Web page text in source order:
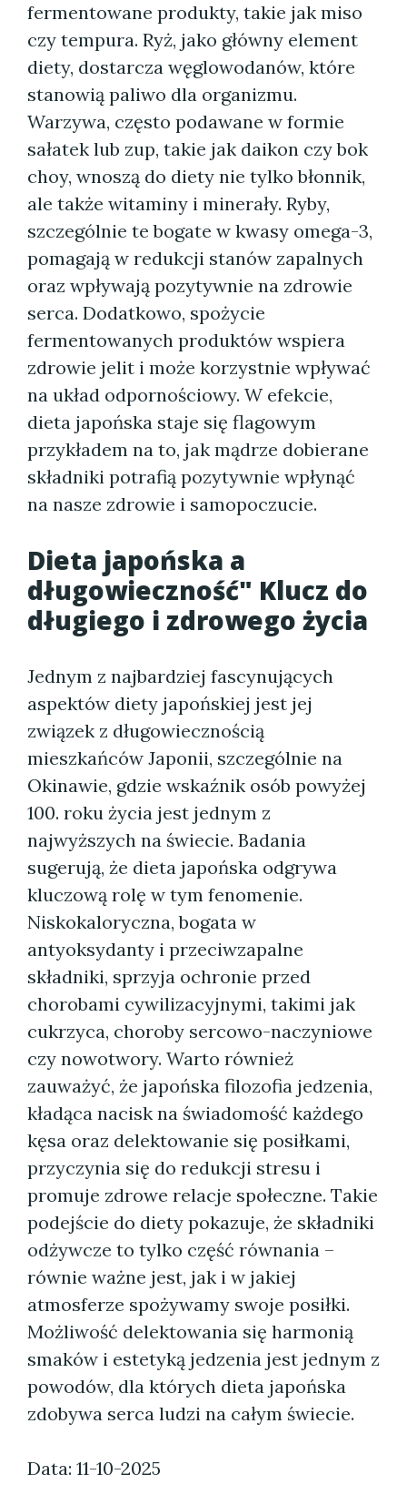
fermentowane produkty, takie jak miso
czy tempura. Ryż, jako główny element
diety, dostarcza węglowodanów, które
stanowią paliwo dla organizmu.
Warzywa, często podawane w formie
sałatek lub zup, takie jak daikon czy bok
choy, wnoszą do diety nie tylko błonnik,
ale także witaminy i minerały. Ryby,
szczególnie te bogate w kwasy omega-3,
pomagają w redukcji stanów zapalnych
oraz wpływają pozytywnie na zdrowie
serca. Dodatkowo, spożycie
fermentowanych produktów wspiera
zdrowie jelit i może korzystnie wpływać
na układ odpornościowy. W efekcie,
dieta japońska staje się flagowym
przykładem na to, jak mądrze dobierane
składniki potrafią pozytywnie wpłynąć
na nasze zdrowie i samopoczucie.
Dieta japońska a
długowieczność" Klucz do
długiego i zdrowego życia
Jednym z najbardziej fascynujących
aspektów diety japońskiej jest jej
związek z długowiecznością
mieszkańców Japonii, szczególnie na
Okinawie, gdzie wskaźnik osób powyżej
100. roku życia jest jednym z
najwyższych na świecie. Badania
sugerują, że dieta japońska odgrywa
kluczową rolę w tym fenomenie.
Niskokaloryczna, bogata w
antyoksydanty i przeciwzapalne
składniki, sprzyja ochronie przed
chorobami cywilizacyjnymi, takimi jak
cukrzyca, choroby sercowo-naczyniowe
czy nowotwory. Warto również
zauważyć, że japońska filozofia jedzenia,
kładąca nacisk na świadomość każdego
kęsa oraz delektowanie się posiłkami,
przyczynia się do redukcji stresu i
promuje zdrowe relacje społeczne. Takie
podejście do diety pokazuje, że składniki
odżywcze to tylko część równania –
równie ważne jest, jak i w jakiej
atmosferze spożywamy swoje posiłki.
Możliwość delektowania się harmonią
smaków i estetyką jedzenia jest jednym z
powodów, dla których dieta japońska
zdobywa serca ludzi na całym świecie.
Data: 11-10-2025